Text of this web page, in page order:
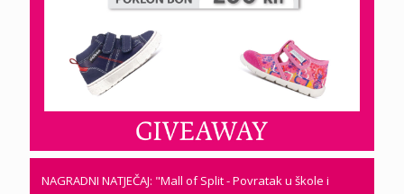
NAGRADNI NATJEČAJ: "Mall of Split - Povratak u škole i